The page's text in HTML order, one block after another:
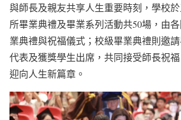
與師長及親友共享人生重要時刻，學校
所畢業典禮及畢業系列活動共50場，由
業典禮與祝福儀式；校級畢業典禮則邀
代表及獲獎學生出席，共同接受師長祝
迎向人生新篇章。